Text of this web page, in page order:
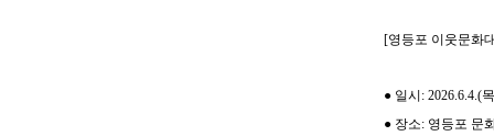
[영등포 이웃문화
● 일시 : 2026.6.4.(목
● 장소: 영등포 문